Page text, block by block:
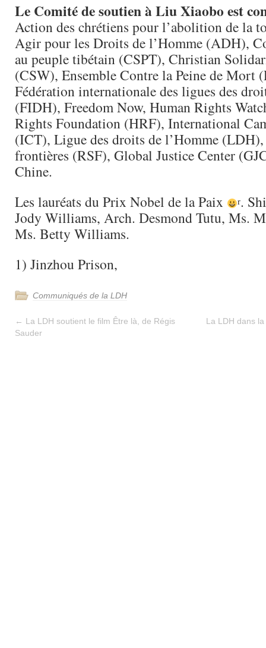
Le Comité de soutien à Liu Xiaobo est
Action des chrétiens pour l’abolition de la
Agir pour les Droits de l’Homme (ADH),
au peuple tibétain (CSPT), Christian
(CSW), Ensemble Contre la Peine de Mort
Fédération internationale des ligues des
(FIDH), Freedom Now, Human Rights
Rights Foundation (HRF), International
(ICT), Ligue des droits de l’Homme (LDH),
frontières (RSF), Global Justice Center
Chine.
Les lauréats du Prix Nobel de la Paix
r.
Jody Williams, Arch. Desmond Tutu, Ms.
Ms. Betty Williams.
1) Jinzhou Prison,
Communiqués de la LDH
← La LDH soutient le film Être là, de Régis
Sauder
La LDH dans